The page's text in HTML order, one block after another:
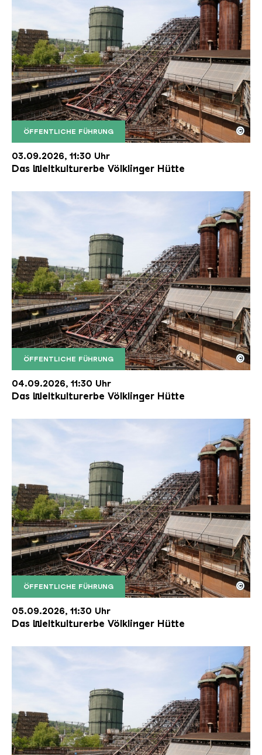
ÖFFENTLICHE FÜHRUNG
Der Erzschrägaufzug der Völklinger Hütte mit
Copyright: Weltkulturerbe Völklinger Hütte | Karl
©
03.09.2026, 11:30 Uhr
Das Weltkulturerbe Völklinger Hütte
ÖFFENTLICHE FÜHRUNG
Der Erzschrägaufzug der Völklinger Hütte mit
Copyright: Weltkulturerbe Völklinger Hütte | Karl
©
04.09.2026, 11:30 Uhr
Das Weltkulturerbe Völklinger Hütte
ÖFFENTLICHE FÜHRUNG
Der Erzschrägaufzug der Völklinger Hütte mit
Copyright: Weltkulturerbe Völklinger Hütte | Karl
©
05.09.2026, 11:30 Uhr
Das Weltkulturerbe Völklinger Hütte